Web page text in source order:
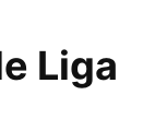
Liga